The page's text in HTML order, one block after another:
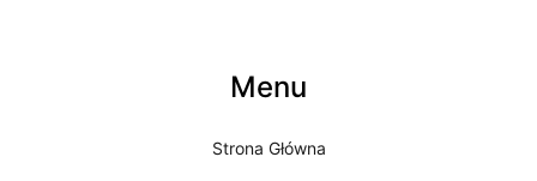
Menu
Strona Główna